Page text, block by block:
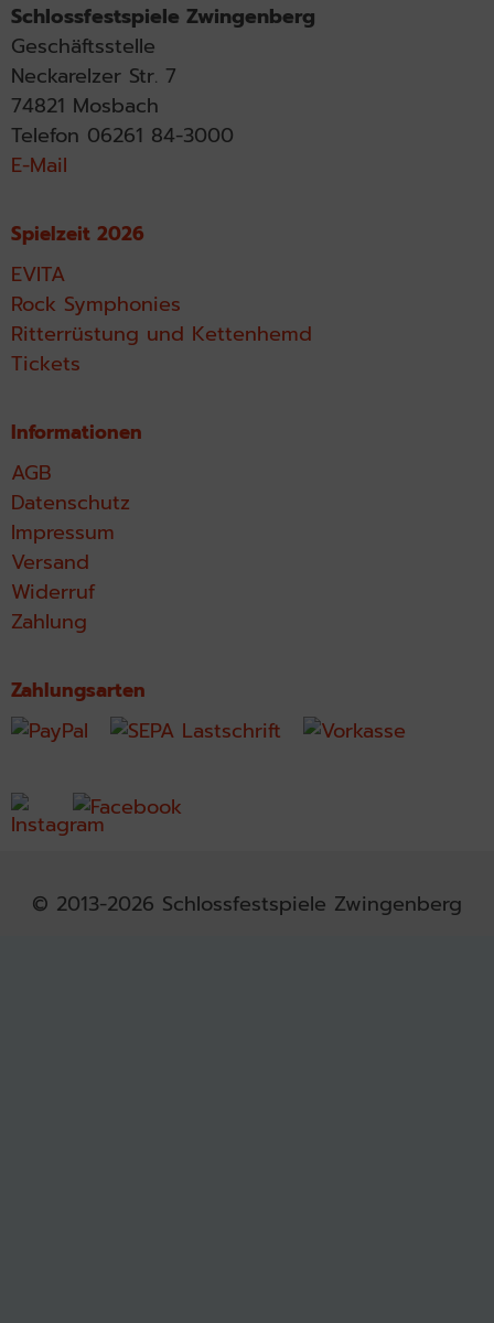
Schlossfestspiele Zwingenberg
Geschäftsstelle
Neckarelzer Str. 7
74821 Mosbach
Telefon 06261 84-3000
E-Mail
Spielzeit 2026
EVITA
Rock Symphonies
Ritterrüstung und Kettenhemd
Tickets
Informationen
AGB
Datenschutz
Impressum
Versand
Widerruf
Zahlung
Zahlungsarten
© 2013-2026 Schlossfestspiele Zwingenberg